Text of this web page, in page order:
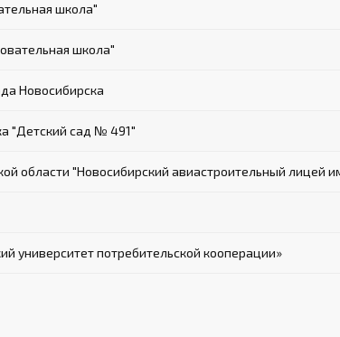
школа"
школа"
Новосибирска
"Детский сад № 491"
области "Новосибирский авиастроительный лицей
университет потребительской кооперации»